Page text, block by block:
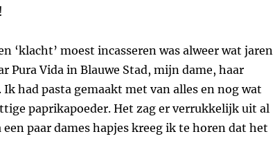
‘klacht’ moest incasseren was alweer wat jaren
Pura Vida in Blauwe Stad, mijn dame, haar
had pasta gemaakt met van alles en nog wat
paprikapoeder. Het zag er verrukkelijk uit al
paar dames hapjes kreeg ik te horen dat het